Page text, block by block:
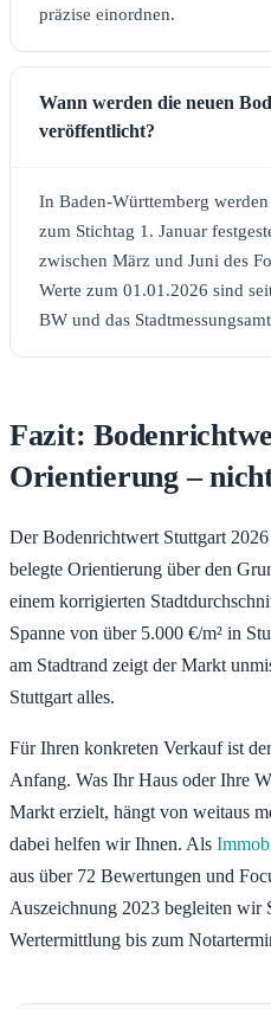
präzise einordnen.
Wann werden die neuen
veröffentlicht?
In Baden-Württemberg
zum Stichtag 1. Januar
zwischen März und Juni des
Werte zum 01.01.2026 sind
BW und das
Fazit:
Orientierung –
Der Bodenrichtwert Stuttgart
belegte Orientierung über den
einem korrigierten
Spanne von über 5.000 €/m² in
am Stadtrand zeigt der Markt
Stuttgart alles.
Für Ihren konkreten Verkauf ist
Anfang. Was Ihr Haus oder Ihre
Markt erzielt, hängt von weitaus
dabei helfen wir Ihnen. Als
aus über 72 Bewertungen und
Auszeichnung 2023 begleiten wir
Wertermittlung bis zum